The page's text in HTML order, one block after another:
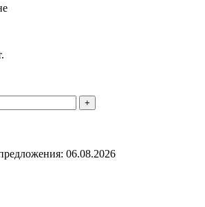
+
06.08.2026